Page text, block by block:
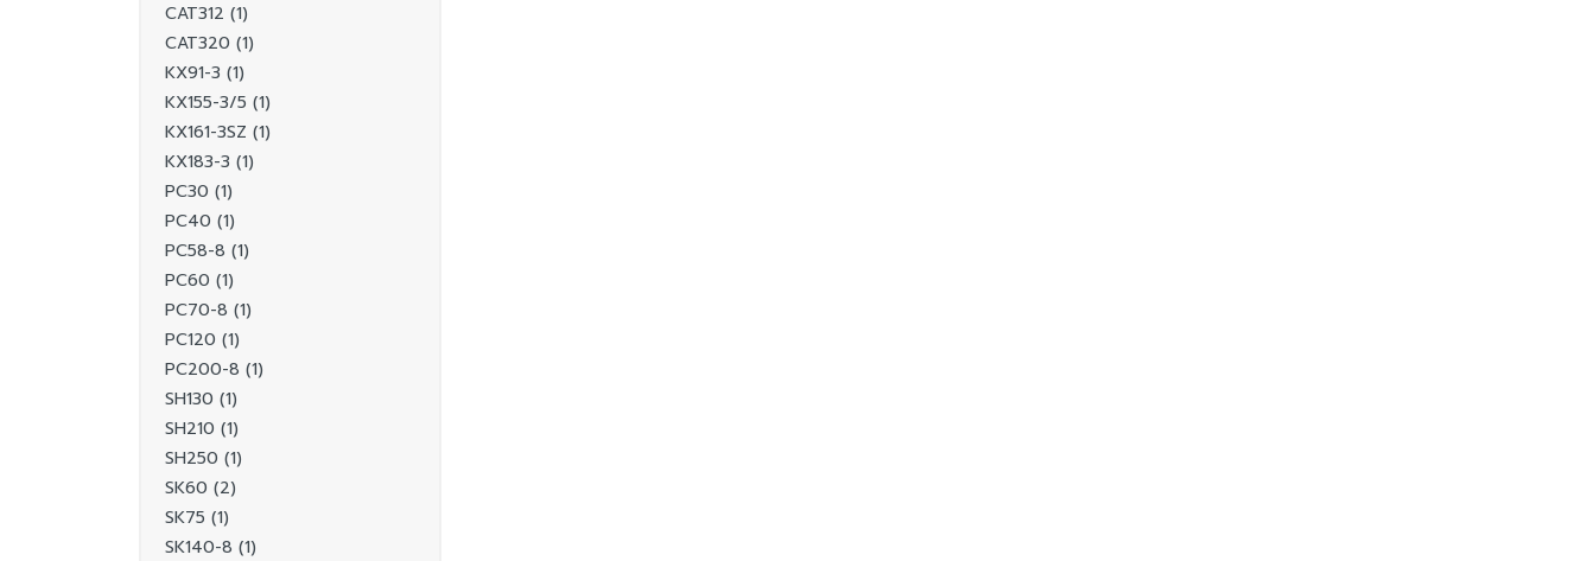
CAT312 (1)
CAT320 (1)
KX91-3 (1)
KX155-3/5 (1)
KX161-3SZ (1)
KX183-3 (1)
PC30 (1)
PC40 (1)
PC58-8 (1)
PC60 (1)
PC70-8 (1)
PC120 (1)
PC200-8 (1)
SH130 (1)
SH210 (1)
SH250 (1)
SK60 (2)
SK75 (1)
SK140-8 (1)